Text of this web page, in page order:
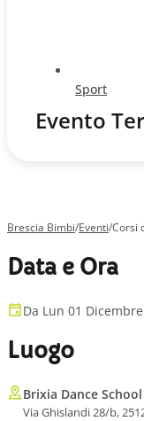
Sport
Evento
Brescia Bimbi/Eventi/Corsi
Data e Ora
Da Lun 01
Luogo
Brixia Dance School
Via Ghislandi 28/b,